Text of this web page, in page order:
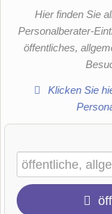
Hier finden Sie
Personalberater-
öffentliches,
Klicken Sie